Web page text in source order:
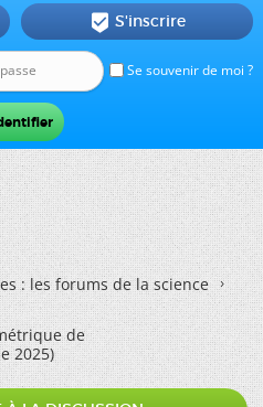
Se souvenir de moi ?
 S'inscrire
: les forums de la science
de
2025)